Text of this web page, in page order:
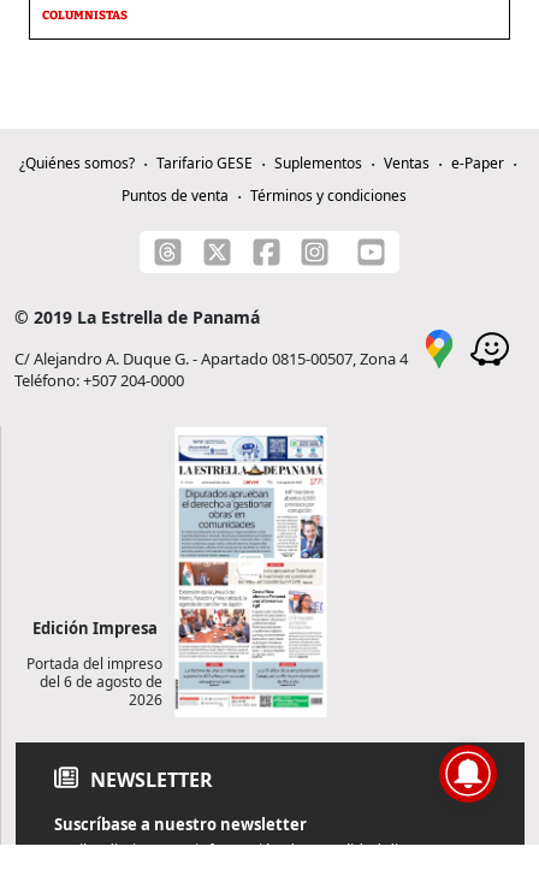
COLUMNISTAS
¿Quiénes somos? Tarifario GESE Suplementos Ventas
e-Paper
Puntos de venta
Términos y condiciones
© 2019 La Estrella de Panamá
C/ Alejandro A. Duque G. - Apartado 0815-00507, Zona 4
Teléfono: +507 204-0000
Edición Impresa
Portada del impreso
del 6 de agosto de
2026
NEWSLETTER
Suscríbase a nuestro newsletter
Reciba diariamente información de actualidad directamente en